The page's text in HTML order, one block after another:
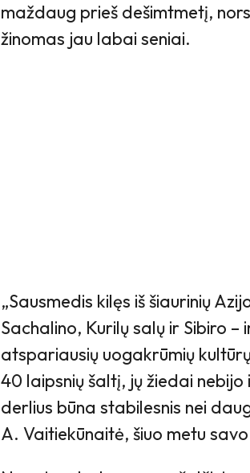
maždaug prieš dešimtmetį,
žinomas jau labai seniai.
„Sausmedis kilęs iš šiaurinių
Sachalino, Kurilų salų ir Sibiro
atspariausių uogakrūmių
40 laipsnių šaltį, jų žiedai
derlius būna stabilesnis nei
A. Vaitiekūnaitė, šiuo metu